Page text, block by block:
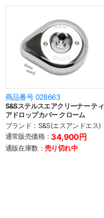
商品番号 028663
S&Sステルスエアクリーナー ティ
アドロップカバー クローム
ブランド： S&S(エスアンドエス)
通常販売価格： 34,900円
通販在庫数： 売り切れ中